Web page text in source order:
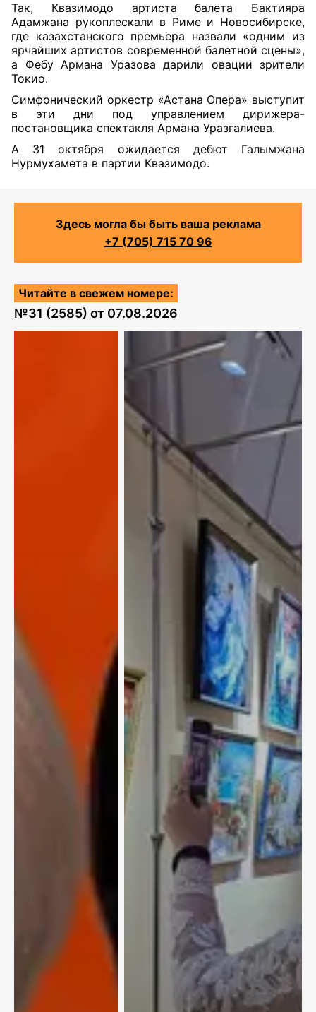
Так, Квазимодо артиста балета Бактияра
Адамжана рукоплескали в Риме и Новосибирске,
где казахстанского премьера назвали «одним из
ярчайших артистов современной балетной сцены»,
а Фебу Армана Уразова дарили овации зрители
Токио.
Симфонический оркестр «Астана Опера» выступит
в эти дни под управлением дирижера-
постановщика спектакля Армана Уразгалиева.
А 31 октября ожидается дебют Галымжана
Нурмухамета в партии Квазимодо.
Здесь могла бы быть ваша реклама
+7 (705) 715 70 96
Читайте в свежем номере:
№31 (2585) от 07.08.2026